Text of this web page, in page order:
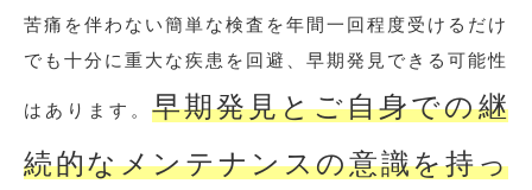
苦痛を伴わない簡単な検査を年間一回程度受けるだけ
でも十分に重大な疾患を回避、早期発見できる可能性
はあります。早期発見とご自身での継
続的なメンテナンスの意識を持っ